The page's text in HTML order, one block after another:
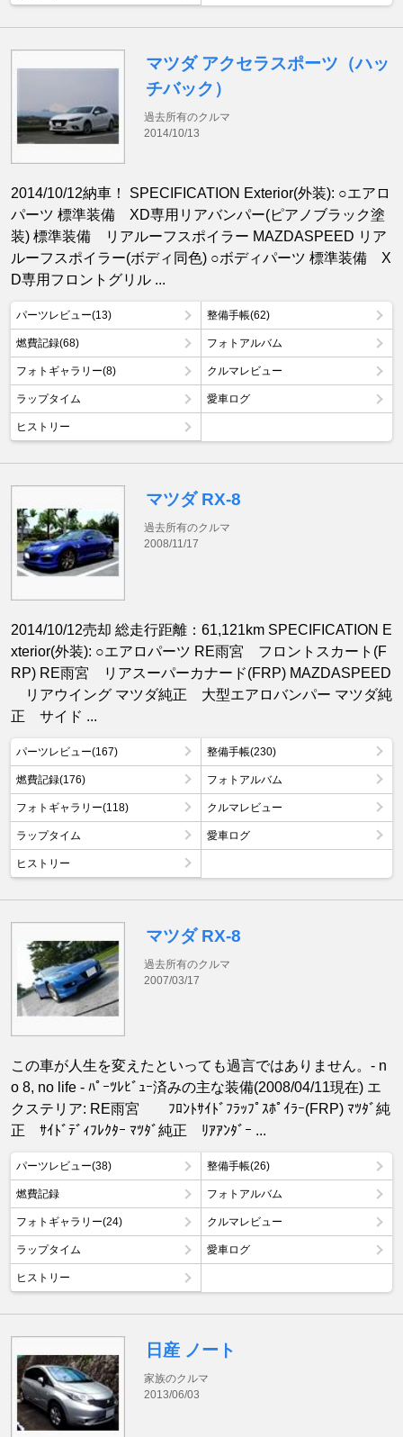
マツダ アクセラスポーツ（ハッ
チバック）
過去所有のクルマ
2014/10/13
2014/10/12納車！ SPECIFICATION Exterior(外装): ○エアロ
パーツ 標準装備 XD専用リアバンパー(ピアノブラック塗
装) 標準装備 リアルーフスポイラー MAZDASPEED リア
ルーフスポイラー(ボディ同色) ○ボディパーツ 標準装備 X
D専用フロントグリル ...
パーツレビュー(13) 整備手帳(62)
燃費記録(68) フォトアルバム
フォトギャラリー(8) クルマレビュー
ラップタイム 愛車ログ
ヒストリー
マツダ RX-8
過去所有のクルマ
2008/11/17
2014/10/12売却 総走行距離：61,121km SPECIFICATION E
xterior(外装): ○エアロパーツ RE雨宮 フロントスカート(F
RP) RE雨宮 リアスーパーカナード(FRP) MAZDASPEED
リアウイング マツダ純正 大型エアロバンパー マツダ純
正 サイド ...
パーツレビュー(167) 整備手帳(230)
燃費記録(176) フォトアルバム
フォトギャラリー(118) クルマレビュー
ラップタイム 愛車ログ
ヒストリー
マツダ RX-8
過去所有のクルマ
2007/03/17
この車が人生を変えたといっても過言ではありません。- n
o 8, no life - ﾊﾟｰﾂﾚﾋﾞｭｰ済みの主な装備(2008/04/11現在) エ
クステリア: RE雨宮 ﾌﾛﾝﾄｻｲﾄﾞﾌﾗｯﾌﾟｽﾎﾟｲﾗｰ(FRP) ﾏﾂﾀﾞ純
正 ｻｲﾄﾞﾃﾞｨﾌﾚｸﾀｰ ﾏﾂﾀﾞ純正 ﾘｱｱﾝﾀﾞｰ ...
パーツレビュー(38) 整備手帳(26)
燃費記録 フォトアルバム
フォトギャラリー(24) クルマレビュー
ラップタイム 愛車ログ
ヒストリー
日産 ノート
家族のクルマ
2013/06/03